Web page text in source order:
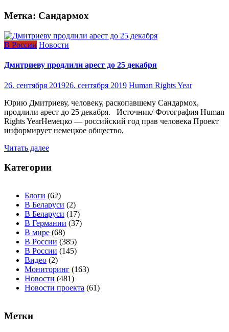
Метка: Сандармох
В России Новости
Дмитриеву продлили арест до 25 декабря
26. сентября 201926. сентября 2019 Human Rights Year
Юрию Дмитриеву, человеку, раскопавшему Сандармох,
продлили арест до 25 декабря. Источник/ Фотография Human
Rights YearНемецко — российский год прав человека Проект
информирует немецкое общество,
Читать далее
Категории
Блоги (62)
В Беларуси (2)
В Беларуси (17)
В Германии (37)
В мире (68)
В России (385)
В России (145)
Видео (2)
Мониторинг (163)
Новости (481)
Новости проекта (61)
Метки